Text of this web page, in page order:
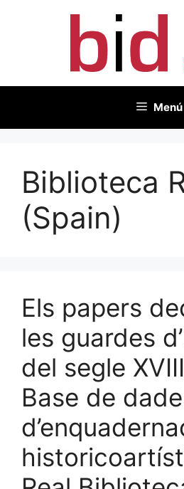
Menú
Biblioteca
(Spain)
Els papers
les guardes
del segle
Base de